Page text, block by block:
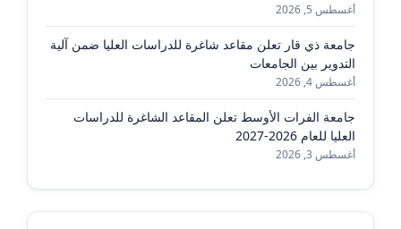
أغسطس 5, 2026
جامعة ذي قار تعلن مقاعد شاغرة للدراسات العليا ضمن آلية
التدوير بين الجامعات
أغسطس 4, 2026
جامعة الفرات الأوسط تعلن المقاعد الشاغرة للدراسات
العليا للعام 2026-2027
أغسطس 3, 2026